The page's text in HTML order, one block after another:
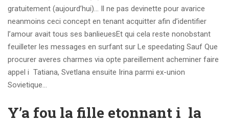
gratuitement (aujourd’hui)… Il ne pas devinette pour avarice
neanmoins ceci concept en tenant acquitter afin d’identifier
l’amour avait tous ses banlieuesEt qui cela reste nonobstant
feuilleter les messages en surfant sur Le speedating Sauf Que
procurer averes charmes via opte pareillement acheminer faire
appel i Tatiana, Svetlana ensuite Irina parmi ex-union
Sovietique…
Y’a fou la fille etonnant i la